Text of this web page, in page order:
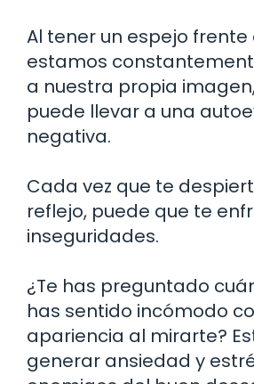
Al tener un espejo
estamos
a nuestra propia
puede llevar a una
negativa.
Cada vez que te
reflejo, puede que te
inseguridades.
¿Te has preguntado
has sentido incómodo
apariencia al mirarte?
generar ansiedad y